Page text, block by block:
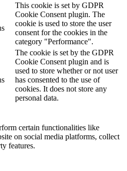
This cookie is set by GDPR
Cookie Consent plugin. The
cookie is used to store the user
consent for the cookies in the
category "Performance".
The cookie is set by the GDPR
Cookie Consent plugin and is
used to store whether or not user
has consented to the use of
cookies. It does not store any
personal data.
certain functionalities like
on social media platforms, collect
features.